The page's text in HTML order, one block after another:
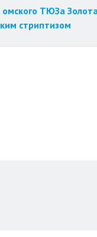
ТЮЗа
стриптизом